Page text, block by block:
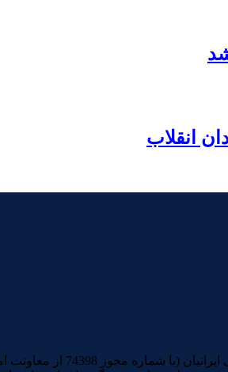
انقلاب
تمامی آثار صوتی و